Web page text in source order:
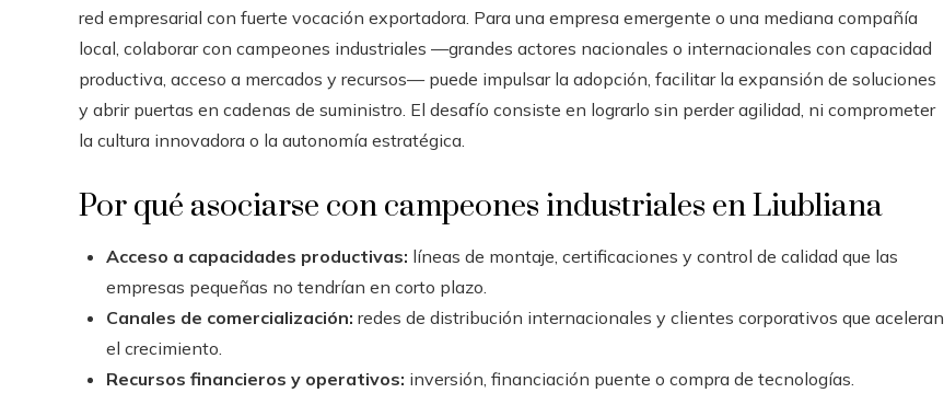
red empresarial con fuerte vocación exportadora. Para una empresa emergente o una mediana compañía
local, colaborar con campeones industriales —grandes actores nacionales o internacionales con capacidad
productiva, acceso a mercados y recursos— puede impulsar la adopción, facilitar la expansión de soluciones
y abrir puertas en cadenas de suministro. El desafío consiste en lograrlo sin perder agilidad, ni comprometer
la cultura innovadora o la autonomía estratégica.
Por qué asociarse con campeones industriales en Liubliana
Acceso a capacidades productivas: líneas de montaje, certificaciones y control de calidad que las
empresas pequeñas no tendrían en corto plazo.
Canales de comercialización: redes de distribución internacionales y clientes corporativos que aceleran
el crecimiento.
Recursos financieros y operativos: inversión, financiación puente o compra de tecnologías.